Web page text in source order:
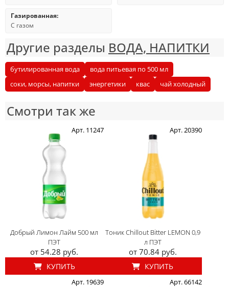
Газированная:
С газом
Другие разделы ВОДА, НАПИТКИ
бутилированная вода
вода питьевая по 500 мл
соки, морсы, напитки
энергетики квас чай холодный
Смотри так же
Арт. 11247
Добрый Лимон Лайм 500 мл
ПЭТ
от 54.28 руб.
КУПИТЬ
Арт. 20390
Тоник Chillout Bitter LEMON 0,9
л ПЭТ
от 70.84 руб.
КУПИТЬ
Арт. 19639 Арт. 66142